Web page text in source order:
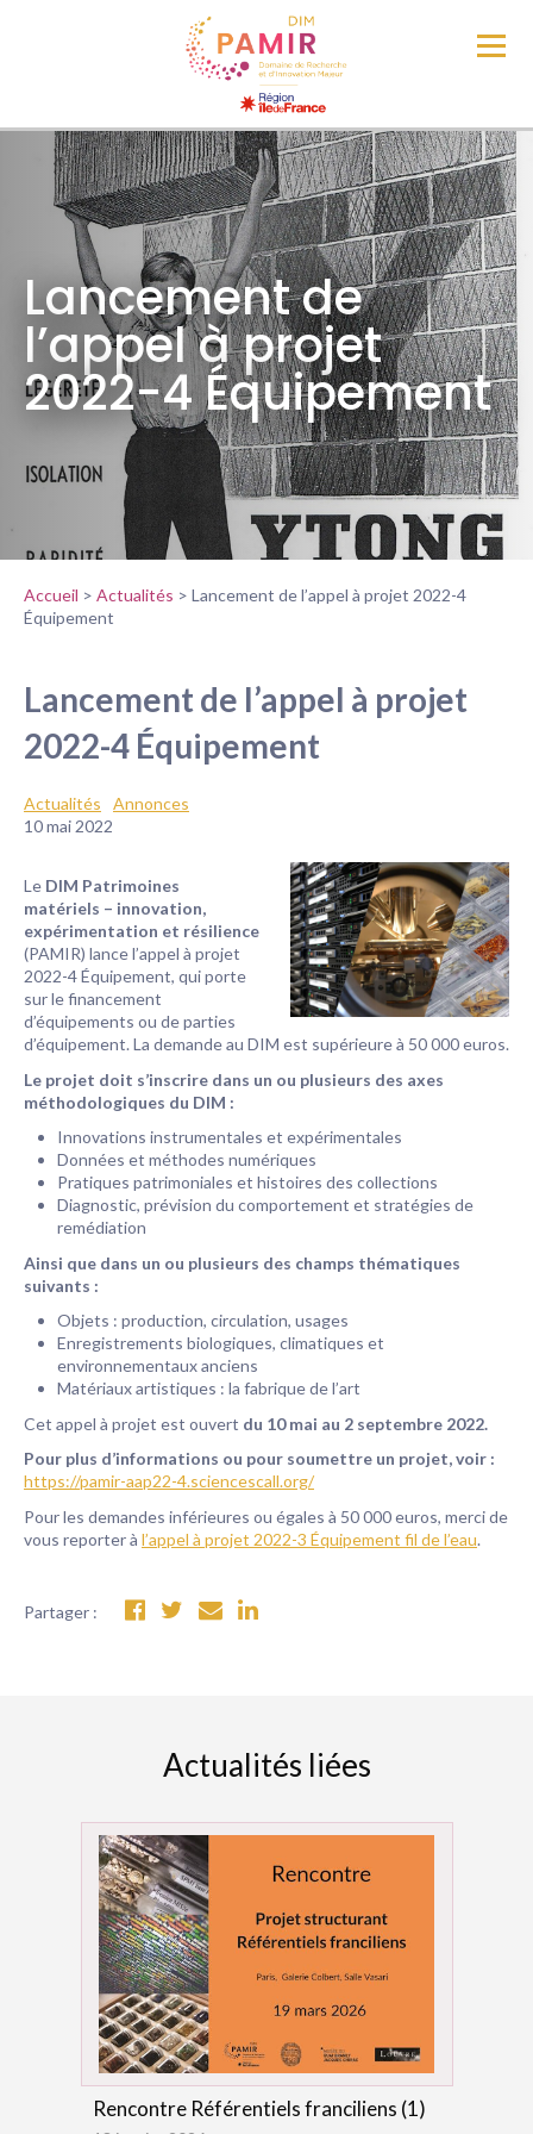
Lancement de
l’appel à projet
2022-4 Équipement
Accueil > Actualités > Lancement de l’appel à projet 2022-4
Équipement
Lancement de l’appel à projet
2022-4 Équipement
Actualités
Annonces
10 mai 2022
Le DIM Patrimoines
matériels – innovation,
expérimentation et résilience
(PAMIR) lance l’appel à projet
2022-4 Équipement, qui porte
sur le financement
d’équipements ou de parties
d’équipement. La demande au DIM est supérieure à 50 000 euros.
Le projet doit s’inscrire dans un ou plusieurs des axes
méthodologiques du DIM :
Innovations instrumentales et expérimentales
Données et méthodes numériques
Pratiques patrimoniales et histoires des collections
Diagnostic, prévision du comportement et stratégies de
remédiation
Ainsi que dans un ou plusieurs des champs thématiques
suivants :
Objets : production, circulation, usages
Enregistrements biologiques, climatiques et
environnementaux anciens
Matériaux artistiques : la fabrique de l’art
Cet appel à projet est ouvert du 10 mai au 2 septembre 2022.
Pour plus d’informations ou pour soumettre un projet, voir :
https://pamir-aap22-4.sciencescall.org/
Pour les demandes inférieures ou égales à 50 000 euros, merci de
vous reporter à l’appel à projet 2022-3 Équipement fil de l’eau.
Partager :
Actualités liées
Rencontre Référentiels franciliens (1)